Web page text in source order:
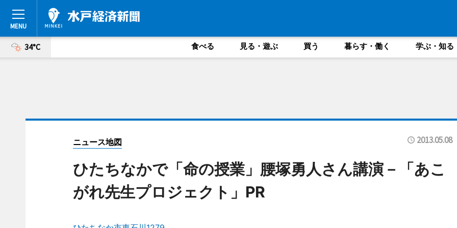
34°C 食べる 見る・遊ぶ 買う 暮らす・働く 学ぶ・知る
ニュース地図 2013.05.08
ひたちなかで「命の授業」腰塚勇人さん講演－「あこ
がれ先生プロジェクト」PR